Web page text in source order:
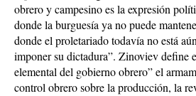
obrero y campesino es la expresión
donde la burguesía ya no puede
donde el proletariado todavía no está
imponer su dictadura”. Zinoviev define
elemental del gobierno obrero” el
control obrero sobre la producción, la